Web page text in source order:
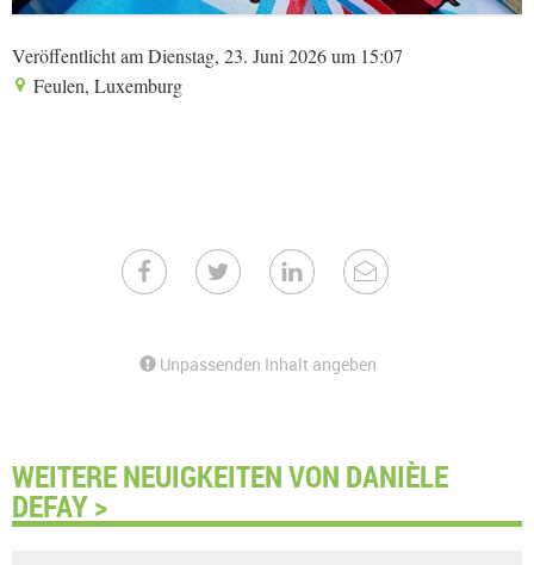
Veröffentlicht am Dienstag, 23. Juni 2026 um 15:07
Feulen, Luxemburg
Unpassenden Inhalt angeben
WEITERE NEUIGKEITEN VON DANIÈLE
DEFAY >